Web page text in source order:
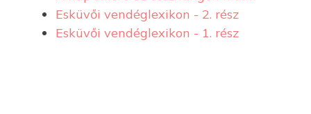
Esküvői vendéglexikon - 2. rész
Esküvői vendéglexikon - 1. rész